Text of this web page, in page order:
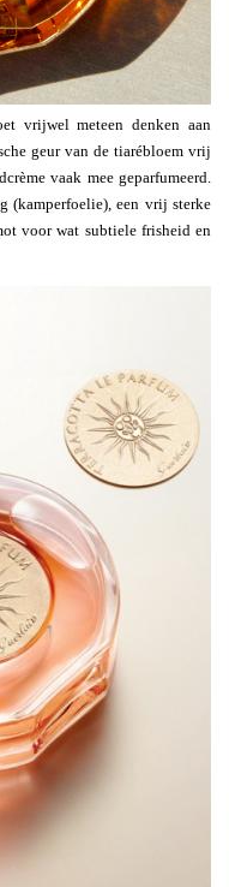
vrijwel meteen denken aan
geur van de tiarébloem vrij
vaak mee geparfumeerd.
(kamperfoelie), een vrij sterke
voor wat subtiele frisheid en